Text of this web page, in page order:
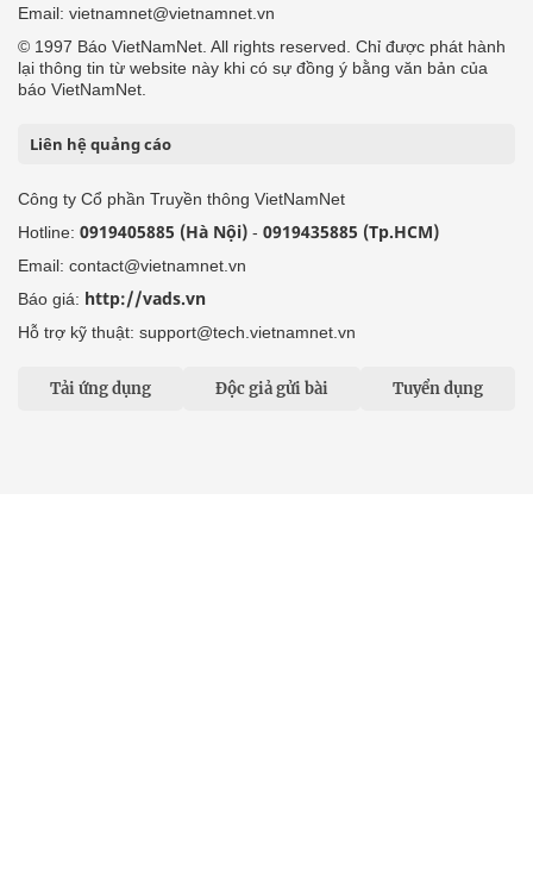
Email: vietnamnet@vietnamnet.vn
© 1997 Báo VietNamNet. All rights reserved. Chỉ được phát hành
lại thông tin từ website này khi có sự đồng ý bằng văn bản của
báo VietNamNet.
Liên hệ quảng cáo
Công ty Cổ phần Truyền thông VietNamNet
Hotline: 0919405885 (Hà Nội) - 0919435885 (Tp.HCM)
Email: contact@vietnamnet.vn
Báo giá: http://vads.vn
Hỗ trợ kỹ thuật: support@tech.vietnamnet.vn
Tải ứng dụng Độc giả gửi bài Tuyển dụng